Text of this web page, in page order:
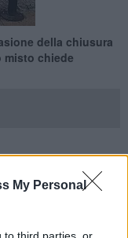
My Personal
della chiusura
chiede
degli uffici
a Rosignano
in via Fermi in